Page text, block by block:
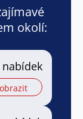
okolí:
nabídek